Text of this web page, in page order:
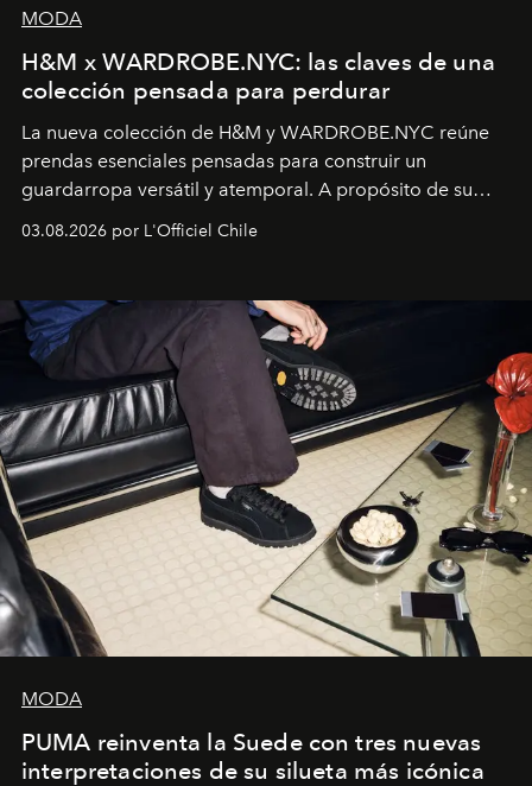
MODA
H&M x WARDROBE.NYC: las claves de una
colección pensada para perdurar
La nueva colección de H&M y WARDROBE.NYC reúne
prendas esenciales pensadas para construir un
guardarropa versátil y atemporal. A propósito de su
la asesora creativa y jefa de diseño global de la marca
y la filosofía detrás de la propuesta.
03.08.2026 por L'Officiel Chile
MODA
PUMA reinventa la Suede con tres nuevas
interpretaciones de su silueta más icónica